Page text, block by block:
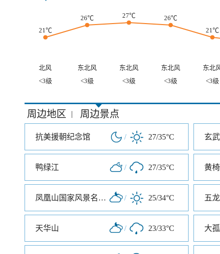
21℃
26℃ 27℃
26℃
21℃
北风 东北风 东北风 东北风
东北
<3级
<3级 <3级 <3级 <3级
周边地区 | 周边景点
抗美援朝纪念馆 / 27/35°C 玄
鸭绿江 / 27/35°C 黄
凤凰山国家风景名胜区 / 25/34°C 五
天华山 / 23/33°C 大